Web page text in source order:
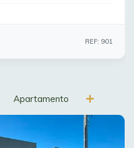
REF: 901
Apartamento